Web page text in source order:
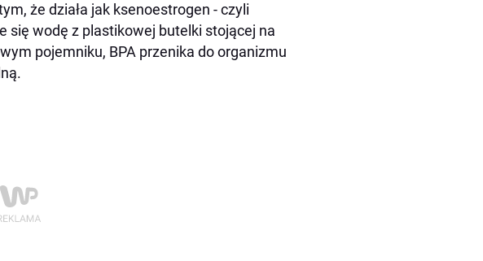
że działa jak ksenoestrogen - czyli
się wodę z plastikowej butelki stojącej na
pojemniku, BPA przenika do organizmu